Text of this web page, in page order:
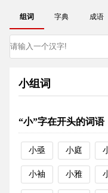
组词 字典 成语
小组词
“小”字在开头的词语
小亟 小庭
小袖 小雅